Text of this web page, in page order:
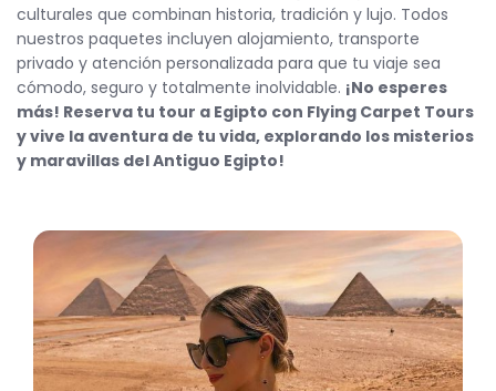
culturales que combinan historia, tradición y lujo. Todos
nuestros paquetes incluyen alojamiento, transporte
privado y atención personalizada para que tu viaje sea
cómodo, seguro y totalmente inolvidable. ¡No esperes
más! Reserva tu tour a Egipto con Flying Carpet Tours
y vive la aventura de tu vida, explorando los misterios
y maravillas del Antiguo Egipto!